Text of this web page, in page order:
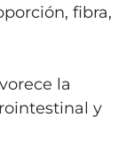
fibra,
la
y